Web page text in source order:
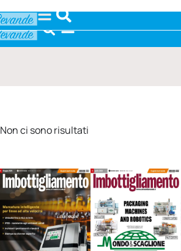
Non ci sono risultati